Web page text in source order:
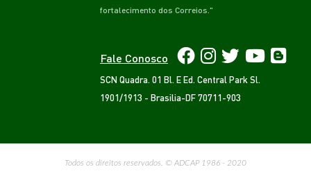
fortalecimento dos Correios."
Fale Conosco
SCN Quadra. 01 Bl. E Ed. Central Park Sl.
1901/1913 - Brasilia-DF 70711-903
Todos os direitos reservados. © ADCAP 1986 - 2020